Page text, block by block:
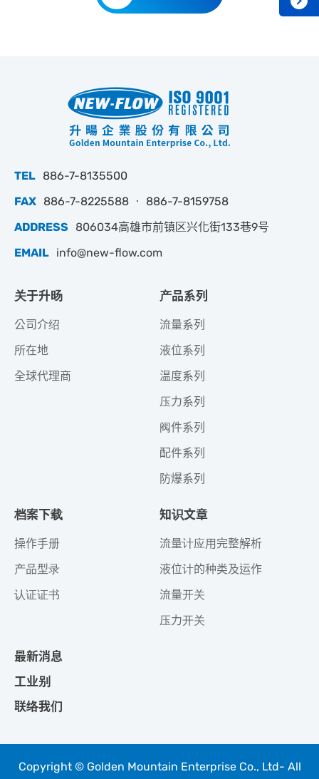
TEL 886-7-8135500
FAX 886-7-8225588 ‧ 886-7-8159758
ADDRESS
806034高雄市前镇区兴化街133巷9号
EMAIL info@new-flow.com
关于升旸
公司介绍
所在地
全球代理商
产品系列
流量系列
液位系列
温度系列
压力系列
阀件系列
配件系列
防爆系列
档案下载
操作手册
产品型录
认证证书
知识文章
流量计应用完整解析
液位计的种类及运作
流量开关
压力开关
最新消息
工业别
联络我们
Copyright © Golden Mountain Enterprise Co., Ltd- All